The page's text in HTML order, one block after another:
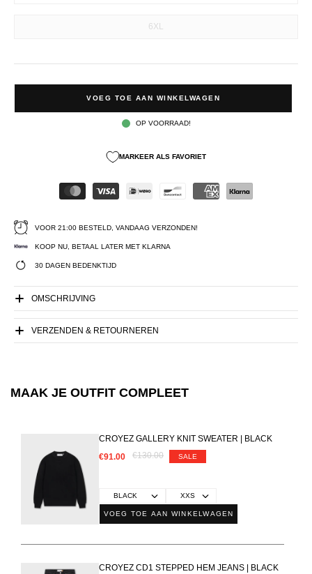
6XL
VOEG TOE AAN WINKELWAGEN
OP VOORRAAD!
MARKEER ALS FAVORIET
VOOR 21:00 BESTELD, VANDAAG VERZONDEN!
KOOP NU, BETAAL LATER MET KLARNA
30 DAGEN BEDENKTIJD
OMSCHRIJVING
VERZENDEN & RETOURNEREN
MAAK JE OUTFIT COMPLEET
CROYEZ GALLERY KNIT SWEATER | BLACK
€91.00
€130.00 SALE
VOEG TOE AAN WINKELWAGEN
CROYEZ CD1 STEPPED HEM JEANS | BLACK